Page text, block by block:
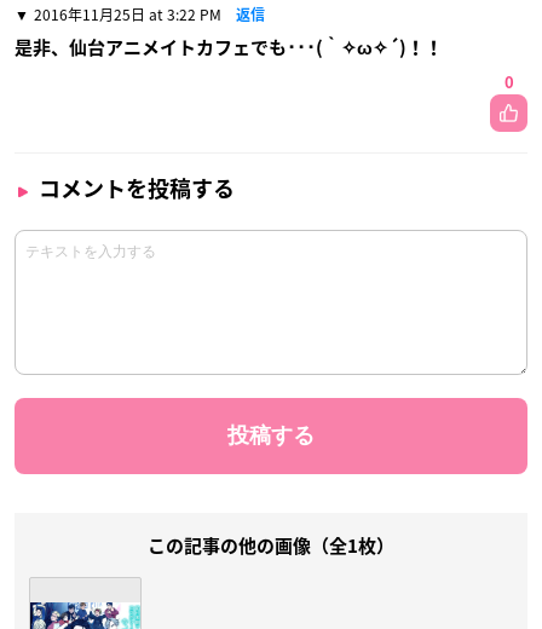
2016年11月25日 at 3:22 PM 返信
是非、仙台アニメイトカフェでも･･･(｀✧ω✧´)！！
0
コメントを投稿する
この記事の他の画像（全1枚）